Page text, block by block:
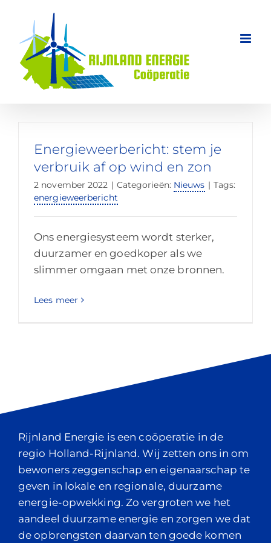
inhoud
Energieweerbericht: stem je
verbruik af op wind en zon
2 november 2022 | Categorieën: Nieuws | Tags:
energieweerbericht
Ons energiesysteem wordt sterker,
duurzamer en goedkoper als we
slimmer omgaan met onze bronnen.
Lees meer
Rijnland Energie is een coöperatie in de
regio Holland-Rijnland. Wij zetten ons in om
bewoners zeggenschap en eigenaarschap te
geven in lokale en regionale, duurzame
energie-opwekking. Zo vergroten we het
aandeel duurzame energie en zorgen we dat
de opbrengsten daarvan ten goede komen